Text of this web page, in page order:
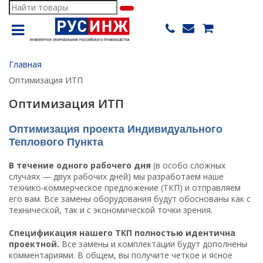
Промышленные насосные станции
АУПД
Гидроаккумуляторы
Промежуточные (предварительные) емкости
Промышленные ёмкости
Промышленные насосы
Промышленные электрические котлы
Вакансии
Подбор промышленных водонагревателей по
Расчет площади змеевика в бойлере (емкости)
Норма расхода (затрат) воды потребителями
Расчет объема теплоаккумулятора
Расчет времени загрузки теплоаккумулятора
Расчет расширительного бака
Расчет времени нагрева воды
На что обратить внимание при выборе
водонагревателей
Водонагреватель для детского сада, школы,
интерната
Водонагреватель для поликлиники, больницы,
санатория, госпиталя, лечебницы
Водонагреватель для многофункционального
комплекса
Главная
Оптимизация ИТП
Оптимизация ИТП
Оптимизация проекта Индивидуального
Теплового Пункта
В течение одного рабочего дня (в особо сложных
случаях — двух рабочих дней) мы разработаем наше
технико-коммерческое предложение (ТКП) и отправляем
его вам. Все замены оборудования будут обоснованы как с
технической, так и с экономической точки зрения.
Спецификация нашего ТКП полностью идентична
проектной. Все замены и комплектации будут дополнены
комментариями. В общем, вы получите четкое и ясное